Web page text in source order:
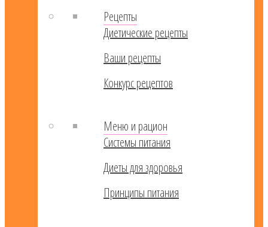
Рецепты
Диетические рецепты
Ваши рецепты
Конкурс рецептов
Меню и рацион
Системы питания
Диеты для здоровья
Принципы питания